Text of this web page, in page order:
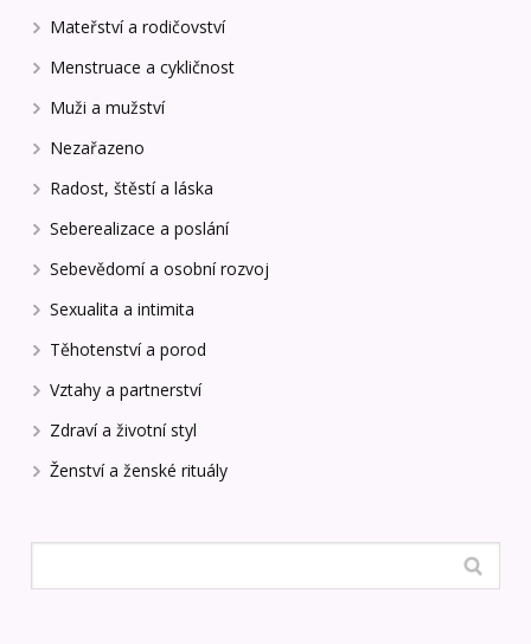
Mateřství a rodičovství
Menstruace a cykličnost
Muži a mužství
Nezařazeno
Radost, štěstí a láska
Seberealizace a poslání
Sebevědomí a osobní rozvoj
Sexualita a intimita
Těhotenství a porod
Vztahy a partnerství
Zdraví a životní styl
Ženství a ženské rituály